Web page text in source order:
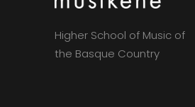
Higher School of Music of
the Basque Country